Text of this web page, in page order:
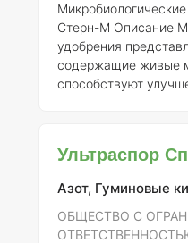
играют ключевую
Стерн-М ОписаниеМикробиологические
удобрения
содержащие живые
способствуют
ООО «ОРГАНИК
повышения
и улучшения
растениями.Состав
Ультраспор
Азот, Гуминовые
ОБЩЕСТВО С